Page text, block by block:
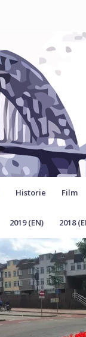
Historie Film
2019 (EN) 2018